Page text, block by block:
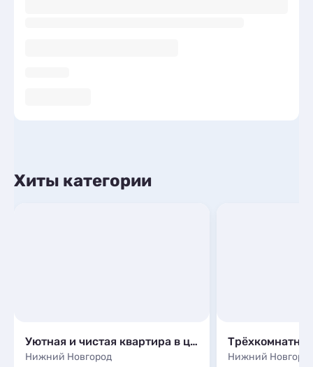
Хиты категории
Уютная и чистая квартира в центре города
Нижний Новгород Нижний